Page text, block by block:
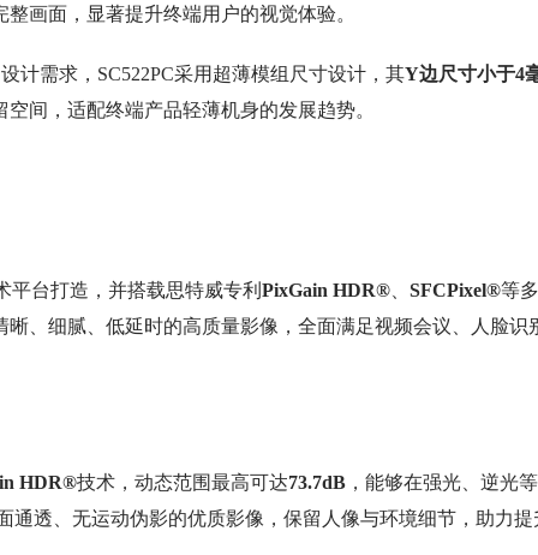
画面，显著提升终端用户的视觉体验。
计需求，SC522PC采用超薄模组尺寸设计，其Y边尺寸小于4
间，适配终端产品轻薄机身的发展趋势。
平台打造，并搭载思特威专利 PixGain HDR® SFCPixel®等
、细腻、低延时的高质量影像，全面满足视频会议、人脸识
HDR®技术，动态范围最高可达73.7dB ，能够在强光、逆光
通透、无运动伪影的优质影像，保留人像与环境细节，助力提